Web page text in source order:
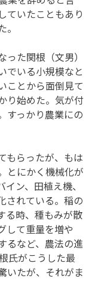
ていたこともあり
た関根（文男）
でいる小規模なと
ことから面倒見て
り始めた。気が付
すっかり農業にの
もらったが、もは
とにかく機械化が
ン、田植え機、
されている。稲の
る時、種もみが散
して重量を増や
るなど、農法の進
氏がこうした最
いたが、それがま